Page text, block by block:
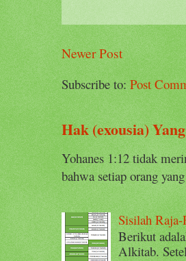
Newer Post
Subscribe to:Post
Hak (exousia)
Yohanes 1:12 tidak
bahwa setiap orang
Sisilah Raja-
Berikut
Alkitab.